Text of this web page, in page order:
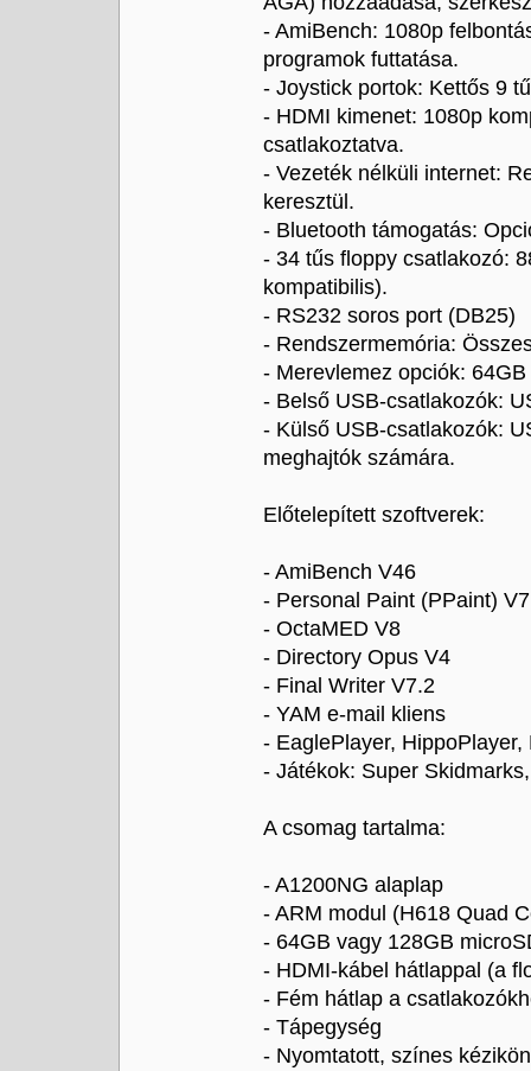
- AmiBench: 1080p
programok futtatása.
- Joystick portok: Kettős 9
- HDMI kimenet: 1080p
csatlakoztatva.
- Vezeték nélküli internet:
keresztül.
- Bluetooth támogatás:
- 34 tűs floppy csatlakozó:
kompatibilis).
- RS232 soros port (DB25)
- Rendszermemória:
- Merevlemez opciók:
- Belső USB-csatlakozók:
- Külső USB-csatlakozók:
meghajtók számára.
Előtelepített szoftverek:
- AmiBench V46
- Personal Paint (PPaint)
- OctaMED V8
- Directory Opus V4
- Final Writer V7.2
- YAM e-mail kliens
- EaglePlayer,
- Játékok: Super
A csomag tartalma:
- A1200NG alaplap
- ARM modul (H618 Quad
- 64GB vagy 128GB
- HDMI-kábel hátlappal (a
- Fém hátlap a
- Tápegység
- Nyomtatott, színes